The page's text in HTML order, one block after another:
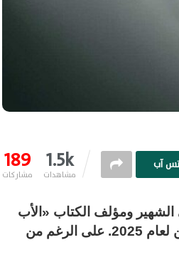
189
مشاركات 1.5k
مشاهدات
آب
الشهير ومؤلف الكتاب «الأب
الغني الأب الفقير»، روبرت كيوساكي، توقعاته بشأن سعر البيتكوين لعام 2025. على الرغم من